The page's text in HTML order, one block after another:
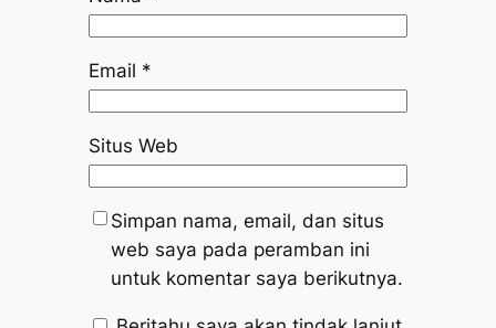
Email *
Situs Web
Simpan nama, email, dan situs
web saya pada peramban ini
untuk komentar saya berikutnya.